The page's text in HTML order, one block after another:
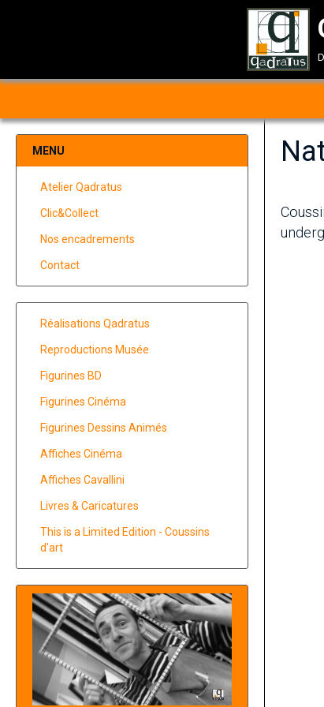
MENU
Atelier Qadratus
Clic&Collect
Nos encadrements
Contact
Réalisations Qadratus
Reproductions Musée
Figurines BD
Figurines Cinéma
Figurines Dessins Animés
Affiches Cinéma
Affiches Cavallini
Livres & Caricatures
This is a Limited Edition - Coussins
d'art